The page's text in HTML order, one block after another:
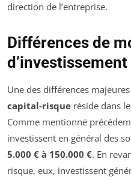
direction de l’entreprise.
Différences de
d’investissement
Une des différences
capital-risque réside dans
Comme mentionné
investissent en général des
5.000 € à 150.000 €. En
risque, eux, investissent